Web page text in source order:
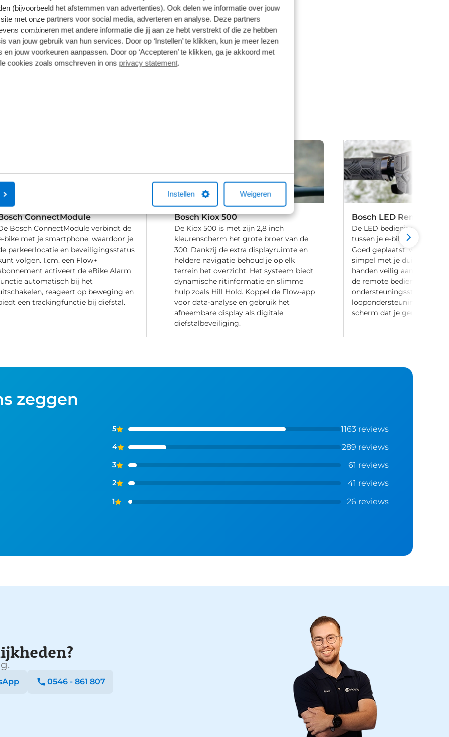
(bijvoorbeeld het afstemmen van advertenties). Ook delen we informatie over jouw
met onze partners voor social media, adverteren en analyse. Deze partners
combineren met andere informatie die jij aan ze hebt verstrekt of die ze hebben
van jouw gebruik van hun services. Door op ‘Instellen’ te klikken, kun je meer lezen
jouw voorkeuren aanpassen. Door op ‘Accepteren’ te klikken, ga je akkoord met
cookies zoals omschreven in ons privacy statement.
Instellen Weigeren
van de leverancier. Op basis van beschikbaarheid of
ConnectModule
Bosch ConnectModule verbindt de
bike met je smartphone, waardoor je
parkeerlocatie en beveiligingsstatus
volgen. I.cm. een Flow+
activeert de eBike Alarm
automatisch bij het
reageert op beweging en
een trackingfunctie bij diefstal.
Bosch Kiox 500
De Kiox 500 is met zijn 2,8 inch
kleurenscherm het grote broer van de
300. Dankzij de extra displayruimte en
heldere navigatie behoud je op elk
terrein het overzicht. Het systeem biedt
dynamische ritinformatie en slimme
hulp zoals Hill Hold. Koppel de Flow-app
voor data-analyse en gebruik het
afneembare display als digitale
diefstalbeveiliging.
Bosch LED Remote
De LED bedieningsunit is
tussen je e-bike en de
Goed geplaatst, waardoor
simpel met je duim
handen veilig aan het
de remote bedien je de
ondersteuningsstanden,
loopondersteuning en
scherm dat je gemonteerd
zeggen
5 1163 reviews
4 289 reviews
3 61 reviews
2 41 reviews
1 26 reviews
0546 - 861 807